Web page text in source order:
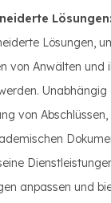
Lösungen:
Lösungen,
von Anwälten und
Unabhängig
von
anpassen und